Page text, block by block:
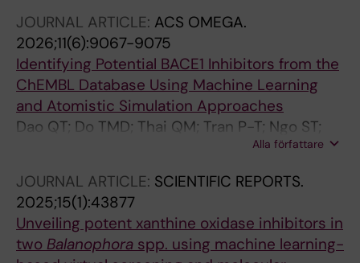
JOURNAL ARTICLE: ACS OMEGA.
2026;11(6):9067-9075
Identifying Potential BACE1 Inhibitors from the
ChEMBL Database Using Machine Learning
and Atomistic Simulation Approaches
Dao QT; Do TMD; Thai QM; Tran P-T; Ngo ST;
Alla författare
JOURNAL ARTICLE: SCIENTIFIC REPORTS.
2025;15(1):43877
Unveiling potent xanthine oxidase inhibitors in
two Balanophora spp. using machine learning-